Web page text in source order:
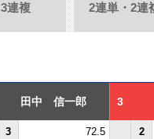
3連複 2連単・2連
田中 信一郎 3
3 72.5
2